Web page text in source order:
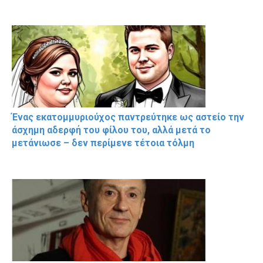
Ένας εκατομμυριούχος παντρεύτηκε ως αστείο την
άσχημη αδερφή του φίλου του, αλλά μετά το
μετάνιωσε – δεν περίμενε τέτοια τόλμη